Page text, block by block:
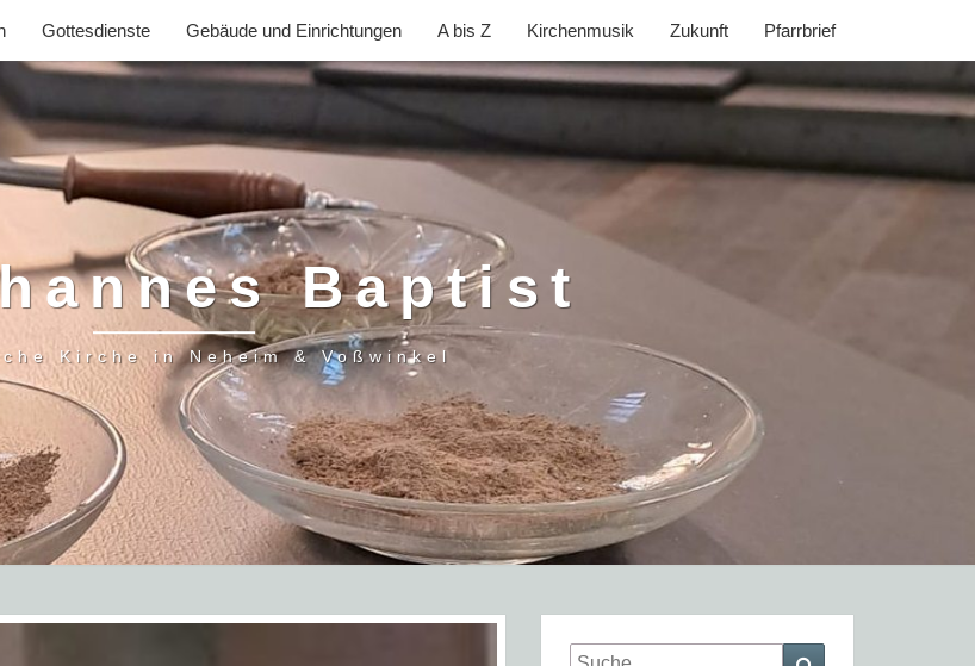
Gottesdienste Gebäude und Einrichtungen A bis Z Kirchenmusik Zukunft Pfarrbrief
Baptist
Kirche in Neheim & Voßwinkel
Search